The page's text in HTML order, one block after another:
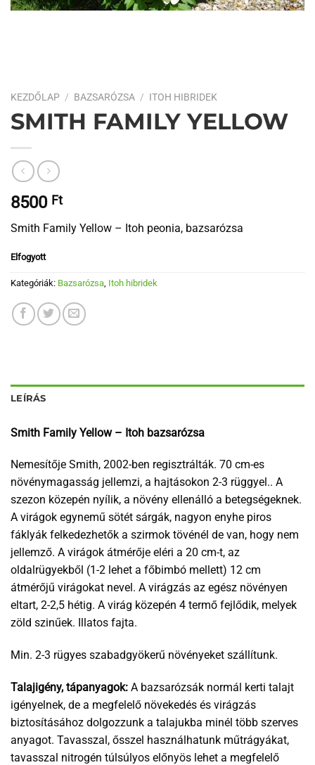
KEZDŐLAP / BAZSARÓZSA / ITOH HIBRIDEK
SMITH FAMILY YELLOW
8500 Ft
Smith Family Yellow – Itoh peonia, bazsarózsa
Elfogyott
Kategóriák: Bazsarózsa Itoh hibridek
LEÍRÁS
Smith Family Yellow – Itoh bazsarózsa
Nemesítője Smith, 2002-ben regisztrálták. 70 cm-es
növénymagasság jellemzi, a hajtásokon 2-3 rüggyel.. A
szezon közepén nyílik, a növény ellenálló a betegségeknek.
A virágok egynemű sötét sárgák, nagyon enyhe piros
fáklyák felkedezhetők a szirmok tövénél de van, hogy nem
jellemző. A virágok átmérője eléri a 20 cm-t, az
oldalrügyekből (1-2 lehet a főbimbó mellett) 12 cm
átmérőjű virágokat nevel. A virágzás az egész növényen
eltart, 2-2,5 hétig. A virág közepén 4 termő fejlődik, melyek
zöld szinűek. Illatos fajta.
Min. 2-3 rügyes szabadgyökerű növényeket szállítunk.
Talajigény, tápanyagok: A bazsarózsák normál kerti talajt
igényelnek, de a megfelelő növekedés és virágzás
biztosításához dolgozzunk a talajukba minél több szerves
anyagot. Tavasszal, ősszel használhatunk műtrágyákat,
tavasszal nitrogén túlsúlyos előnyös lehet a megfelelő